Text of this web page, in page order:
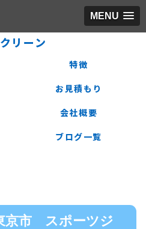
MENU
リーン
特徴
お見積もり
会社概要
ブログ一覧
京市 スポーツジ